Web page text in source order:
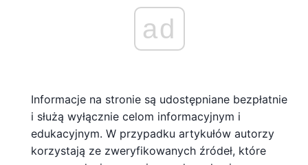
ad
Informacje na stronie są udostępniane bezpłatnie
i służą wyłącznie celom informacyjnym i
edukacyjnym. W przypadku artykułów autorzy
korzystają ze zweryfikowanych źródeł, które